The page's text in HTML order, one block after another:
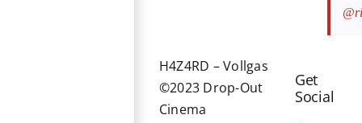
H4Z4RD – Vollgas
©2023 Drop-Out
Cinema
Get
Social